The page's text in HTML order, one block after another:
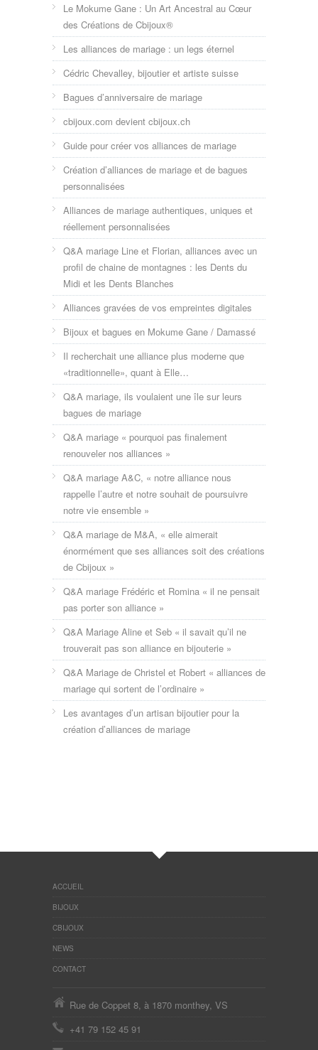
Le Mokume Gane : Un Art Ancestral au Cœur
des Créations de Cbijoux®
Les alliances de mariage : un legs éternel
Cédric Chevalley, bijoutier et artiste suisse
Bagues d’anniversaire de mariage
cbijoux.com devient cbijoux.ch
Guide pour créer vos alliances de mariage
Création d’alliances de mariage et de bagues
personnalisées
Alliances de mariage authentiques, uniques et
réellement personnalisées
Q&A mariage Line et Florian, alliances avec un
profil de chaine de montagnes : les Dents du
Midi et les Dents Blanches
Alliances gravées de vos empreintes digitales
Bijoux et bagues en Mokume Gane / Damassé
Il recherchait une alliance plus moderne que
«traditionnelle», quant à Elle…
Q&A mariage, ils voulaient une île sur leurs
bagues de mariage
Q&A mariage « pourquoi pas finalement
renouveler nos alliances »
Q&A mariage A&C, « notre alliance nous
rappelle l’autre et notre souhait de poursuivre
notre vie ensemble »
Q&A mariage de M&A, « elle aimerait
énormément que ses alliances soit des créations
de Cbijoux »
Q&A mariage Frédéric et Romina « il ne pensait
pas porter son alliance »
Q&A Mariage Aline et Seb « il savait qu’il ne
trouverait pas son alliance en bijouterie »
Q&A Mariage de Christel et Robert « alliances de
mariage qui sortent de l’ordinaire »
Les avantages d’un artisan bijoutier pour la
création d’alliances de mariage
ACCUEIL
BIJOUX
CBIJOUX
NEWS
CONTACT
Rue de Coppet 8, à 1870 monthey, VS
+41 79 152 45 91